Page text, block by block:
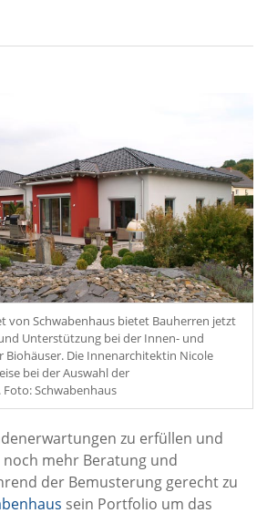
von Schwabenhaus bietet Bauherren jetzt
Unterstützung bei der Innen- und
Biohäuser. Die Innenarchitektin Nicole
bei der Auswahl der
Schwabenhaus
zu erfüllen und
mehr Beratung und
der Bemusterung gerecht zu
sein Portfolio um das